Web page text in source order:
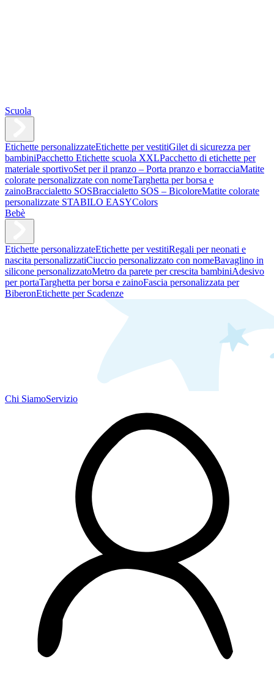
Scuola
Etichette personalizzateEtichette per vestitiGilet di sicurezza per
bambiniPacchetto Etichette scuola XXLPacchetto di etichette per
materiale sportivoSet per il pranzo – Porta pranzo e borracciaMatite
colorate personalizzate con nomeTarghetta per borsa e
zainoBraccialetto SOSBraccialetto SOS – BicoloreMatite colorate
personalizzate STABILO EASYColors
Bebè
Etichette personalizzateEtichette per vestitiRegali per neonati e
nascita personalizzatiCiuccio personalizzato con nomeBavaglino in
silicone personalizzatoMetro da parete per crescita bambiniAdesivo
per portaTarghetta per borsa e zainoFascia personalizzata per
BiberonEtichette per Scadenze
Chi SiamoServizio